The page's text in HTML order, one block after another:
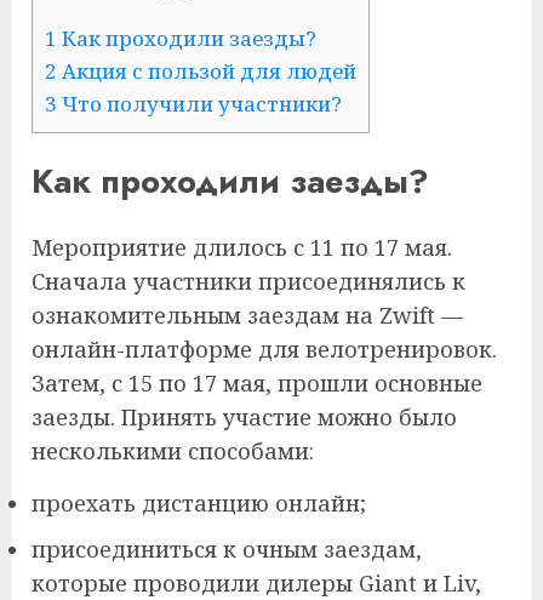
1 Как проходили заезды?
2 Акция с пользой для людей
3 Что получили участники?
Как проходили заезды?
Мероприятие длилось с 11 по 17 мая.
Сначала участники присоединялись к
ознакомительным заездам на Zwift —
онлайн-платформе для велотренировок.
Затем, с 15 по 17 мая, прошли основные
заезды. Принять участие можно было
несколькими способами:
проехать дистанцию онлайн;
присоединиться к очным заездам,
которые проводили дилеры Giant и Liv,